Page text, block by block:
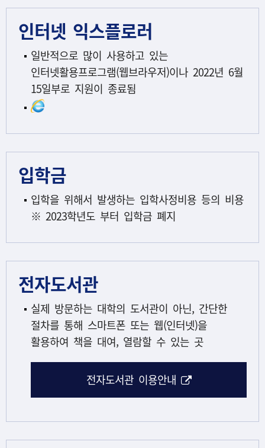
인터넷 익스플로러
일반적으로 많이 사용하고 있는
인터넷활용프로그램(웹브라우저)이나 2022년 6월
15일부로 지원이 종료됨
입학금
입학을 위해서 발생하는 입학사정비용 등의 비용
※ 2023학년도 부터 입학금 폐지
전자도서관
실제 방문하는 대학의 도서관이 아닌, 간단한
절차를 통해 스마트폰 또는 웹(인터넷)을
활용하여 책을 대여, 열람할 수 있는 곳
전자도서관 이용안내